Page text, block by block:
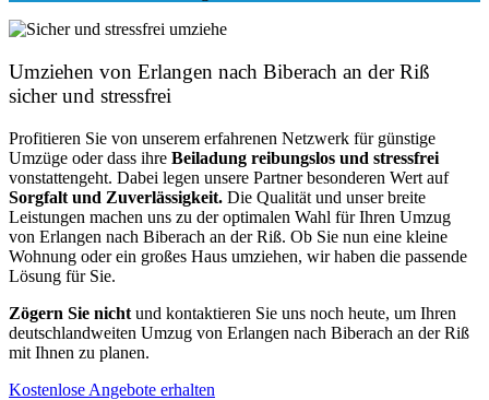
Umziehen von Erlangen nach Biberach an der Riß
sicher und stressfrei
Profitieren Sie von unserem erfahrenen Netzwerk für günstige
Umzüge oder dass ihre Beiladung reibungslos und stressfrei
vonstattengeht. Dabei legen unsere Partner besonderen Wert auf
Sorgfalt und Zuverlässigkeit. Die Qualität und unser breite
Leistungen machen uns zu der optimalen Wahl für Ihren Umzug
von Erlangen nach Biberach an der Riß. Ob Sie nun eine kleine
Wohnung oder ein großes Haus umziehen, wir haben die passende
Lösung für Sie.
Zögern Sie nicht und kontaktieren Sie uns noch heute, um Ihren
deutschlandweiten Umzug von Erlangen nach Biberach an der Riß
mit Ihnen zu planen.
Kostenlose Angebote erhalten